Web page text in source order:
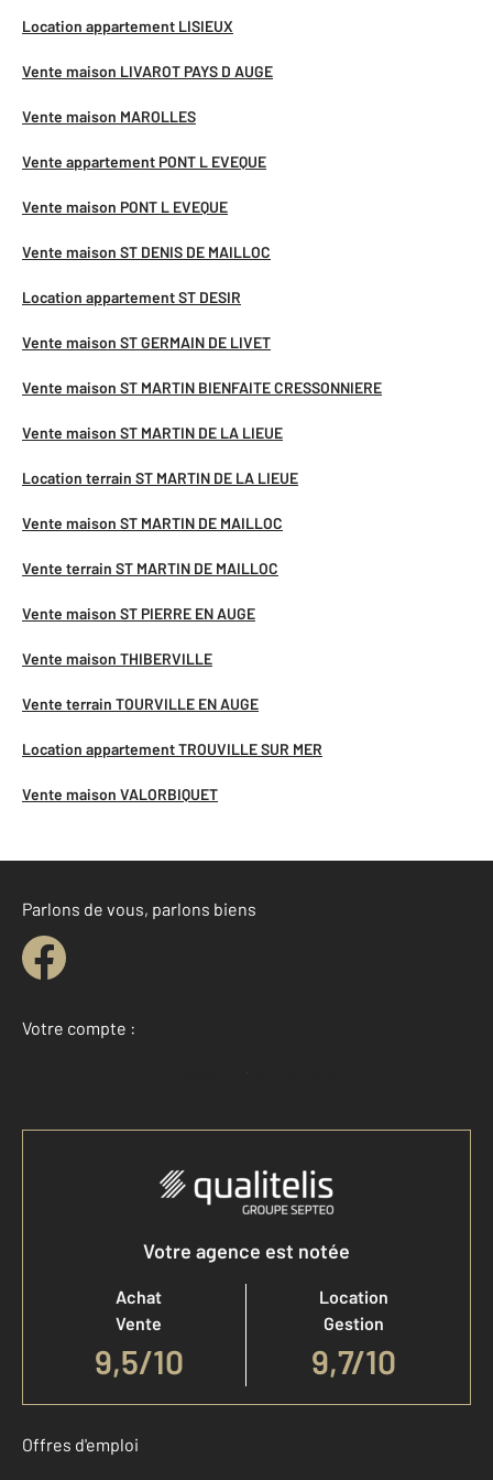
Location appartement LISIEUX
Vente maison LIVAROT PAYS D AUGE
Vente maison MAROLLES
Vente appartement PONT L EVEQUE
Vente maison PONT L EVEQUE
Vente maison ST DENIS DE MAILLOC
Location appartement ST DESIR
Vente maison ST GERMAIN DE LIVET
Vente maison ST MARTIN BIENFAITE CRESSONNIERE
Vente maison ST MARTIN DE LA LIEUE
Location terrain ST MARTIN DE LA LIEUE
Vente maison ST MARTIN DE MAILLOC
Vente terrain ST MARTIN DE MAILLOC
Vente maison ST PIERRE EN AUGE
Vente maison THIBERVILLE
Vente terrain TOURVILLE EN AUGE
Location appartement TROUVILLE SUR MER
Vente maison VALORBIQUET
Parlons de vous, parlons biens
Votre compte :
Accéder à mon compte
Votre agence est notée
Achat
Vente
9,5/10
Location
Gestion
9,7/10
Offres d'emploi